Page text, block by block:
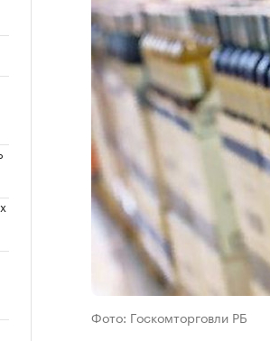
Фото: Госкомторговли РБ